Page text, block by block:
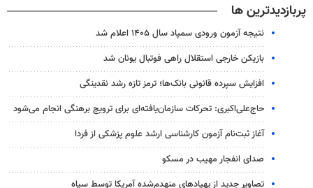
پربازدیدترین ها
نتیجه آزمون ورودی سمپاد سال ۱۴۰۵ اعلام شد
بازیکن خارجی استقلال راهی فوتبال یونان شد
افزایش سپرده قانونی بانک‌ها؛ ترمز تازه رشد نقدینگی
حاج‌علی‌اکبری: تحرکات سازمان‌یافته‌ای برای ترویج برهنگی انجام می‌شود
آغاز ثبت‌نام‌ آزمون کارشناسی ارشد علوم پزشکی از فردا
صدای انفجار مهیب در مسکو
تصاویر جدید از پهپادهای منهدم‌شده آمریکا توسط سپاه